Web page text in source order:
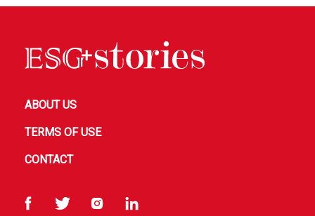
ABOUT US
TERMS OF USE
CONTACT